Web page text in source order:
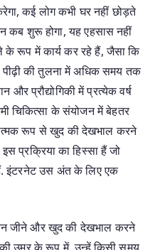
कई लोग कभी घर नहीं छोड़ते
कब शुरू होगा, यह एहसास नहीं
के रूप में कार्य कर रहे हैं, जैसा कि
की तुलना में अधिक समय तक
और प्रौद्योगिकी में प्रत्येक वर्ष
चिकित्सा के संयोजन में बेहतर
रूप से खुद की देखभाल करने
प्रक्रिया का हिस्सा हैं जो
हैं. इंटरनेट उस अंत के लिए एक
जीने और खुद की देखभाल करने